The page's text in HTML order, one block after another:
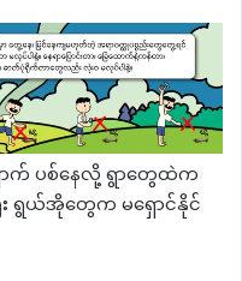
က် ပစ်နေလို့ ရွာတွေထဲက
ရွယ်အိုတွေက မရှောင်နိုင်